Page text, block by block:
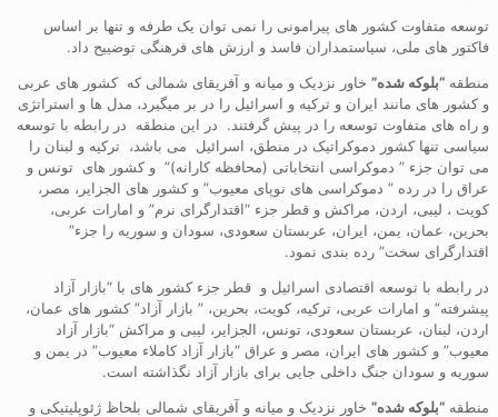
توسعه متفاوت کشور های پیرامونی را نمی توان یک طرفه و تنها بر اساس
فاکتور های ملی، سیاستمداران فاسد و ارزش های فرهنگی توضییح داد.
منطقه “بلوکه شده” خاور نزدیک و میانه و آفریقای شمالی که کشور های عربی
و کشور های مانند ایران و ترکیه و اسرائیل را در بر میگیرد، مدل ها و استراتژی
و راه های متفاوت توسعه را در پیش گرفتند. در این منطقه در رابطه با توسعه
سیاسی تنها کشور دموکراتیک در منطق، اسرائیل می باشد، ترکیه و لبنان را
می توان جزء ” دموکراسی انتخاباتی (محافظه کارانه)” و کشور های تونس و
عراق را در رده ” دموکراسی های نوپای معیوب” و کشور های الجزایر، مصر،
کویت ، لیبی، اردن، مراکش و قطر جزء “اقتدارگرای نرم” و امارات عربی،
بحرین، عمان، یمن، ایران، عربستان سعودی، سودان و سوریه را جزء”
اقتدارگرای سخت” رده بندی نمود.
در رابطه با توسعه اقتصادی اسرائیل و قطر جزء کشور های با “بازار آزاد
پیشرفته” و امارات عربی، ترکیه، کویت، بحرین، ” بازار آزاد” کشور های عمان،
اردن، لبنان، عربستان سعودی، تونس، الجزایر، لیبی و مراکش “بازار آزاد
معیوب” و کشور های ایران، مصر و عراق “بازار آزاد کاملاء معیوب” در یمن و
سوریه و سودان جنگ داخلی جایی برای بازار آزاد نگذاشته است.
منطقه “بلوکه شده” خاور نزدیک و میانه و آفریقای شمالی بلحاظ ژئوپلیتیکی و